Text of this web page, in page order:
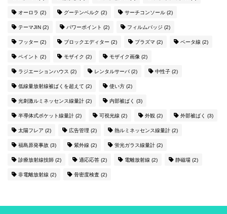
オーロラ (2) グーテンベルク (2) サーチコンソール (2)
テーマJIN (2) パワーポイント (2) フィルムバッジ (2)
フッター (2) ブロックエディター (2) プラズマ (2) ベータ線 (2)
ペイント (2) モザイク (2) モザイク画像 (2)
ラジエーションハウス (2) レンタルサーバ (2) 中性子 (2)
低線量放射線被ばくを超えて (2) 使い方 (2)
光刺激ルミネッセンス線量計 (2) 内部被ばく (3)
半導体式ポケット線量計 (2) 可視光線 (2) 外観 (2) 外部被ばく (3)
太陽フレア (2) 広告管理 (2) 熱ルミネッセンス線量計 (2)
福島原発事故 (3) 紫外線 (2) 蛍光ガラス線量計 (2)
診療放射線技師 (2) 適応応答 (2) 電離放射線 (2) 静磁場 (2)
非電離放射線 (2) 骨密度検査 (2)